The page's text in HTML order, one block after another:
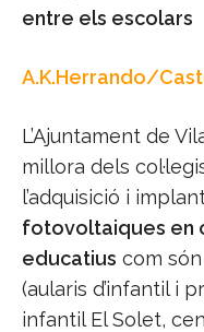
entre els escolars
A.K.Herrando/
L’Ajuntament de
millora dels
l’adquisició i
fotovoltaiques en
educatius com
(aularis d’infantil i
infantil El Solet,